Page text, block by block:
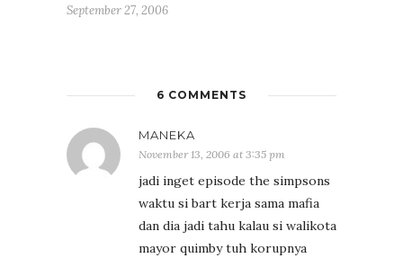
September 27, 2006
6 COMMENTS
MANEKA
November 13, 2006 at 3:35 pm
jadi inget episode the simpsons
waktu si bart kerja sama mafia
dan dia jadi tahu kalau si walikota
mayor quimby tuh korupnya